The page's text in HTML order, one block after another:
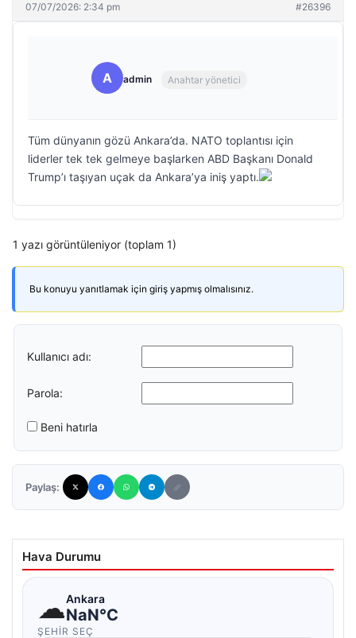
07/07/2026: 2:34 pm #26396
A admin Anahtar yönetici
Tüm dünyanın gözü Ankara’da. NATO toplantısı için
liderler tek tek gelmeye başlarken ABD Başkanı Donald
Trump’ı taşıyan uçak da Ankara’ya iniş yaptı.
1 yazı görüntüleniyor (toplam 1)
Bu konuyu yanıtlamak için giriş yapmış olmalısınız.
Kullanıcı adı:
Parola:
Beni hatırla
Paylaş:
Hava Durumu
☁Ankara
NaN°C
ŞEHIR SEÇ